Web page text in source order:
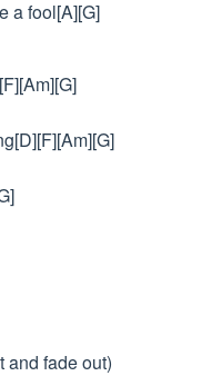
a fool[A][G]
and fade out)